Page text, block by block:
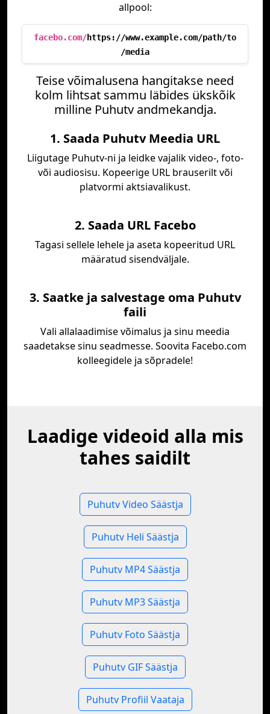
allpool:
facebo.com/https://www.example.com/path/to
/media
Teise võimalusena hangitakse need
kolm lihtsat sammu läbides ükskõik
milline Puhutv andmekandja.
1. Saada Puhutv Meedia URL
Liigutage Puhutv-ni ja leidke vajalik video-, foto-
või audiosisu. Kopeerige URL brauserilt või
platvormi aktsiavalikust.
2. Saada URL Facebo
Tagasi sellele lehele ja aseta kopeeritud URL
määratud sisendväljale.
3. Saatke ja salvestage oma Puhutv
faili
Vali allalaadimise võimalus ja sinu meedia
saadetakse sinu seadmesse. Soovita Facebo.com
kolleegidele ja sõpradele!
Laadige videoid alla mis
tahes saidilt
Puhutv Video Säästja
Puhutv Heli Säästja
Puhutv MP4 Säästja
Puhutv MP3 Säästja
Puhutv Foto Säästja
Puhutv GIF Säästja
Puhutv Profiil Vaataja